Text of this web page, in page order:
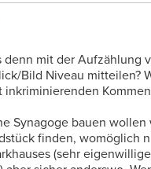
denn mit der Aufzählung
Bild Niveau mitteilen?
inkriminierenden
Synagoge bauen wollen
finden, womöglich
(sehr